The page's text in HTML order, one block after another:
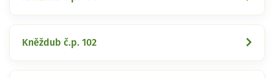
Kněždub č.p. 102